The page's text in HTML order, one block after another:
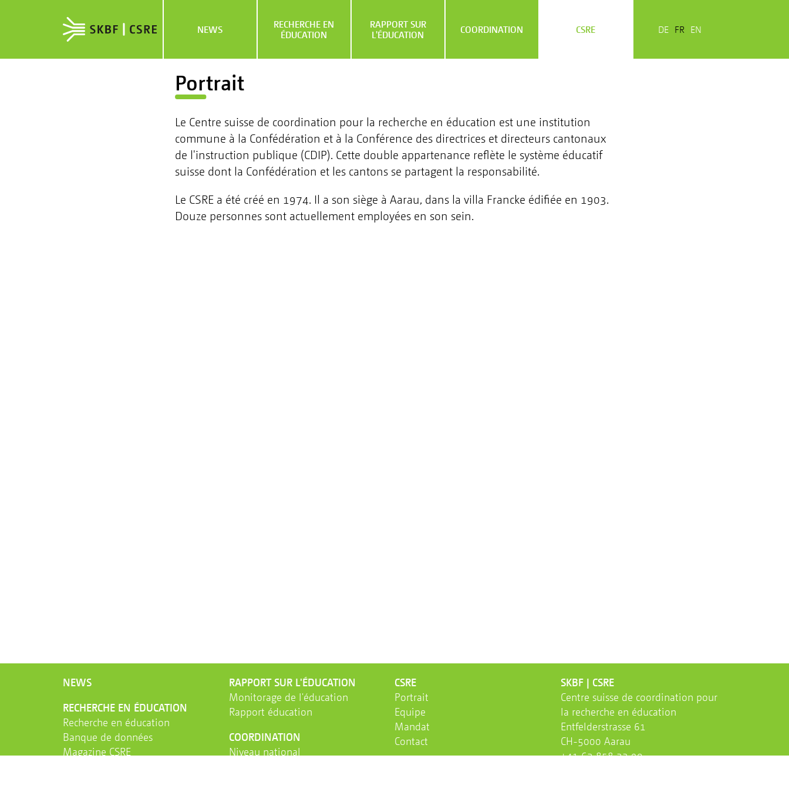
NEWS
RECHERCHE EN
ÉDUCATION
RAPPORT SUR
L'ÉDUCATION
COORDINATION CSRE DE FR EN
Portrait
Le Centre suisse de coordination pour la recherche en éducation est une institution
commune à la Confédération et à la Conférence des directrices et directeurs cantonaux
de l'instruction publique (CDIP). Cette double appartenance reflète le système éducatif
suisse dont la Confédération et les cantons se partagent la responsabilité.
Le CSRE a été créé en 1974. Il a son siège à Aarau, dans la villa Francke édifiée en 1903.
Douze personnes sont actuellement employées en son sein.
NEWS
RECHERCHE EN ÉDUCATION
Recherche en éducation
Banque de données
Magazine CSRE
RAPPORT SUR L'ÉDUCATION
Monitorage de l'éducation
Rapport éducation
COORDINATION
Niveau national
CSRE
Portrait
Equipe
Mandat
Contact
SKBF | CSRE
Centre suisse de coordination pour
la recherche en éducation
Entfelderstrasse 61
CH-5000 Aarau
+41 62 858 23 90